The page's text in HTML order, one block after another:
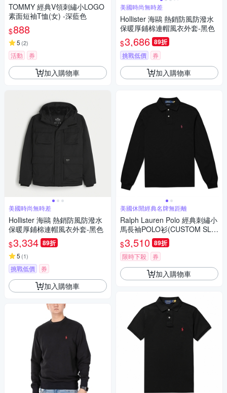
TOMMY 經典V領刺繡小LOGO
素面短袖T恤(女) -深藍色
$888
5 (2)
活動 券
加入購物車
美國時尚無時差
Hollister 海鷗 熱銷防風防潑水
保暖厚鋪棉連帽風衣外套-黑色
$3,334 89折
5 (1)
挑戰低價 券
加入購物車
美國時尚無時差
Hollister 海鷗 熱銷防風防潑水
保暖厚鋪棉連帽風衣外套-黑色
$3,686 89折
挑戰低價 券
加入購物車
美國休閒經典名牌無距離
Ralph Lauren Polo 經典刺繡小
馬長袖POLO衫(CUSTOM SLI
M FIT)-黑色
$3,510 89折
限時下殺 券
加入購物車